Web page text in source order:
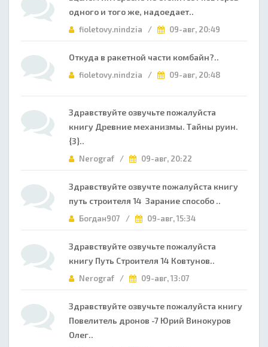
одного и того же, надоедает..
fioletovy.nindzia / 09-авг, 20:49
Откуда в ракетной части комбайн?..
fioletovy.nindzia / 09-авг, 20:48
Здравствуйте озвучьте пожалуйста
книгу Древние механизмы. Тайны руин.
{3}..
Nerograf / 09-авг, 20:22
Здравствуйте озвучте пожалуйста книгу
путь строителя 14 Зарание способо ..
Богдан907 / 09-авг, 15:34
Здравствуйте озвучьте пожалуйста
книгу Путь Строителя 14 Ковтунов..
Nerograf / 09-авг, 13:07
Здравствуйте озвучьте пожалуйста книгу
Повелитель дронов -7 Юрий Винокуров
Олег..